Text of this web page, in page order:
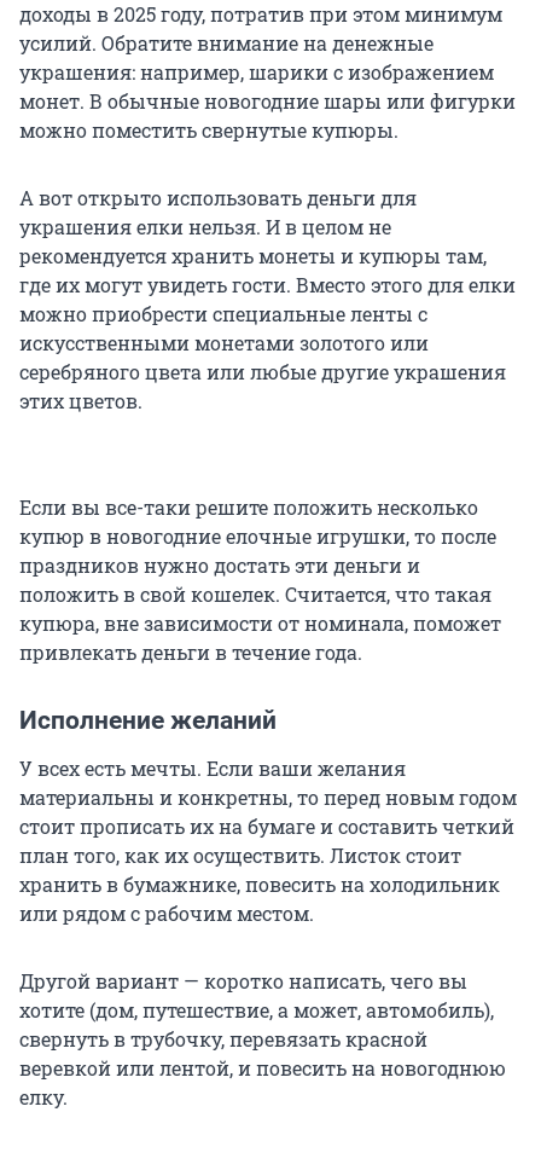
доходы в 2025 году, потратив при этом минимум
усилий. Обратите внимание на денежные
украшения: например, шарики с изображением
монет. В обычные новогодние шары или фигурки
можно поместить свернутые купюры.
А вот открыто использовать деньги для
украшения елки нельзя. И в целом не
рекомендуется хранить монеты и купюры там,
где их могут увидеть гости. Вместо этого для елки
можно приобрести специальные ленты с
искусственными монетами золотого или
серебряного цвета или любые другие украшения
этих цветов.
Если вы все-таки решите положить несколько
купюр в новогодние елочные игрушки, то после
праздников нужно достать эти деньги и
положить в свой кошелек. Считается, что такая
купюра, вне зависимости от номинала, поможет
привлекать деньги в течение года.
Исполнение желаний
У всех есть мечты. Если ваши желания
материальны и конкретны, то перед новым годом
стоит прописать их на бумаге и составить четкий
план того, как их осуществить. Листок стоит
хранить в бумажнике, повесить на холодильник
или рядом с рабочим местом.
Другой вариант — коротко написать, чего вы
хотите (дом, путешествие, а может, автомобиль),
свернуть в трубочку, перевязать красной
веревкой или лентой, и повесить на новогоднюю
елку.